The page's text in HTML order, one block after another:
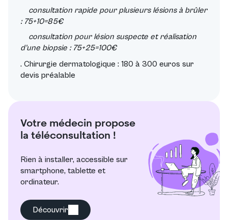
consultation rapide pour plusieurs lésions à brûler
: 75+10=85€
consultation pour lésion suspecte et réalisation
d'une biopsie : 75+25=100€
. Chirurgie dermatologique : 180 à 300 euros sur
devis préalable
Votre médecin propose
la téléconsultation !
Rien à installer, accessible sur
smartphone, tablette et
ordinateur.
Découvrir